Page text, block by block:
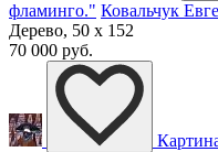
фламинго." Ковальчук
Дерево, 50 x 152
70 000 руб.